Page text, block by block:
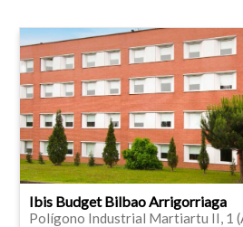
Ibis Budget Bilbao Arrigorriaga
Polígono Industrial Martiartu II, 1